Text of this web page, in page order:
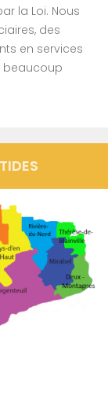
la Loi. Nous
des
en services
beaucoup